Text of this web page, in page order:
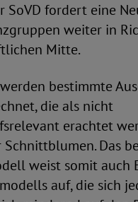
SoVD fordert eine
weiter in
Mitte.
bestimmte
die als nicht
erachtet
Das
weist somit auch
auf, die sich